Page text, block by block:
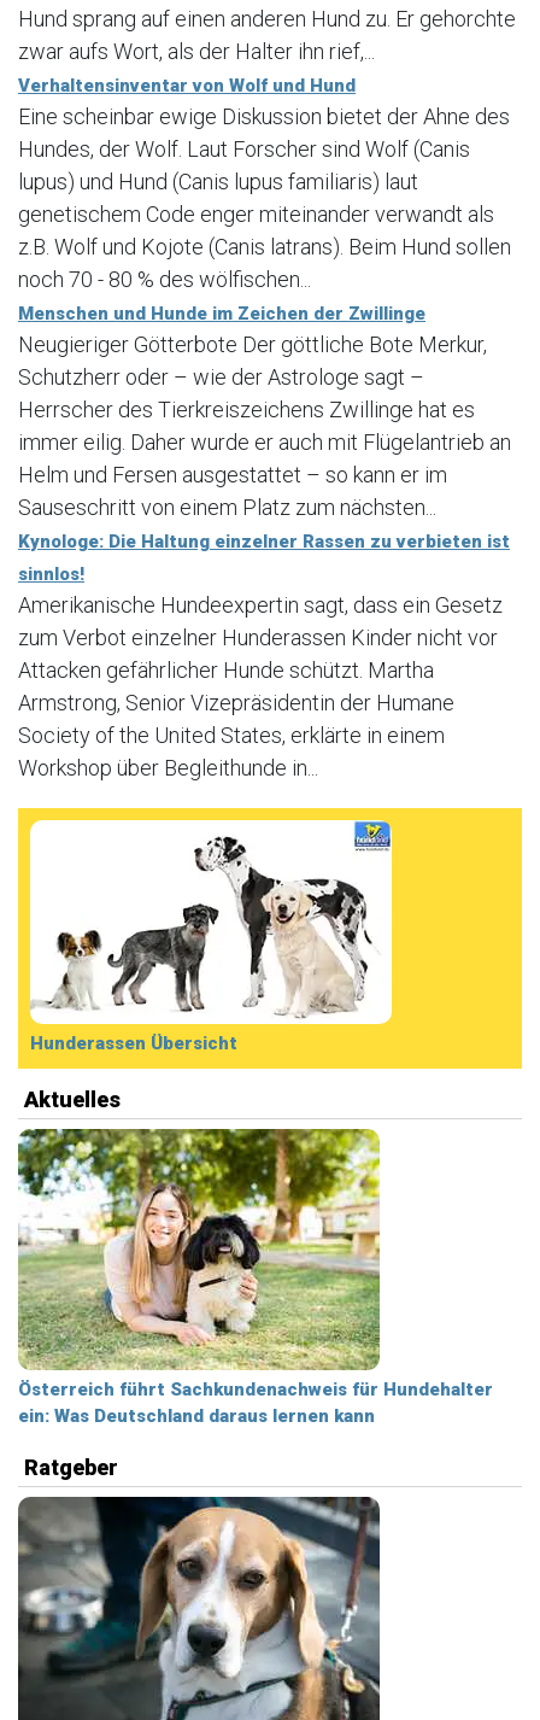
Hund sprang auf einen anderen Hund zu. Er gehorchte
zwar aufs Wort, als der Halter ihn rief,...
Verhaltensinventar von Wolf und Hund
Eine scheinbar ewige Diskussion bietet der Ahne des
Hundes, der Wolf. Laut Forscher sind Wolf (Canis
lupus) und Hund (Canis lupus familiaris) laut
genetischem Code enger miteinander verwandt als
z.B. Wolf und Kojote (Canis latrans). Beim Hund sollen
noch 70 - 80 % des wölfischen...
Menschen und Hunde im Zeichen der Zwillinge
Neugieriger Götterbote Der göttliche Bote Merkur,
Schutzherr oder – wie der Astrologe sagt –
Herrscher des Tierkreiszeichens Zwillinge hat es
immer eilig. Daher wurde er auch mit Flügelantrieb an
Helm und Fersen ausgestattet – so kann er im
Sauseschritt von einem Platz zum nächsten...
Kynologe: Die Haltung einzelner Rassen zu verbieten ist
sinnlos!
Amerikanische Hundeexpertin sagt, dass ein Gesetz
zum Verbot einzelner Hunderassen Kinder nicht vor
Attacken gefährlicher Hunde schützt. Martha
Armstrong, Senior Vizepräsidentin der Humane
Society of the United States, erklärte in einem
Workshop über Begleithunde in...
Hunderassen Übersicht
Aktuelles
Österreich führt Sachkundenachweis für Hundehalter
ein: Was Deutschland daraus lernen kann
Ratgeber